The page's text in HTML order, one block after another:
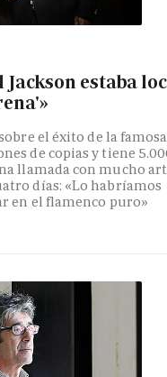
Jackson estaba
el éxito de la famosa
de copias y tiene
llamada con mucho
días: «Lo habríamos
en el flamenco puro»